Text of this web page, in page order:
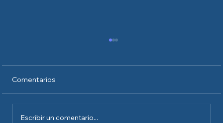
Comentarios
Escribir un comentario...